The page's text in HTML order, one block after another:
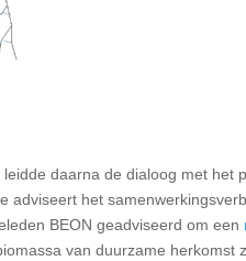
daarna de dialoog met het
adviseert het
BEON geadviseerd om een
van duurzame herkomst